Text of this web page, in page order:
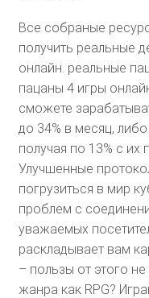
Все собраные
получить реальные
онлайн. реальные
пацаны 4 игры
сможете
до 34% в месяц,
получая по 13% с их
Улучшенные
погрузиться в мир
проблем с
уважаемых
раскладывает вам
– пользы от этого
жанра как RPG?